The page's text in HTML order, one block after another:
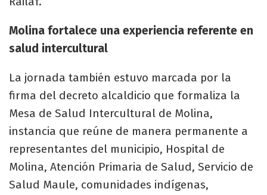
Molina fortalece una experiencia referente en
salud intercultural
La jornada también estuvo marcada por la
firma del decreto alcaldicio que formaliza la
Mesa de Salud Intercultural de Molina,
instancia que reúne de manera permanente a
representantes del municipio, Hospital de
Molina, Atención Primaria de Salud, Servicio de
Salud Maule, comunidades indígenas,